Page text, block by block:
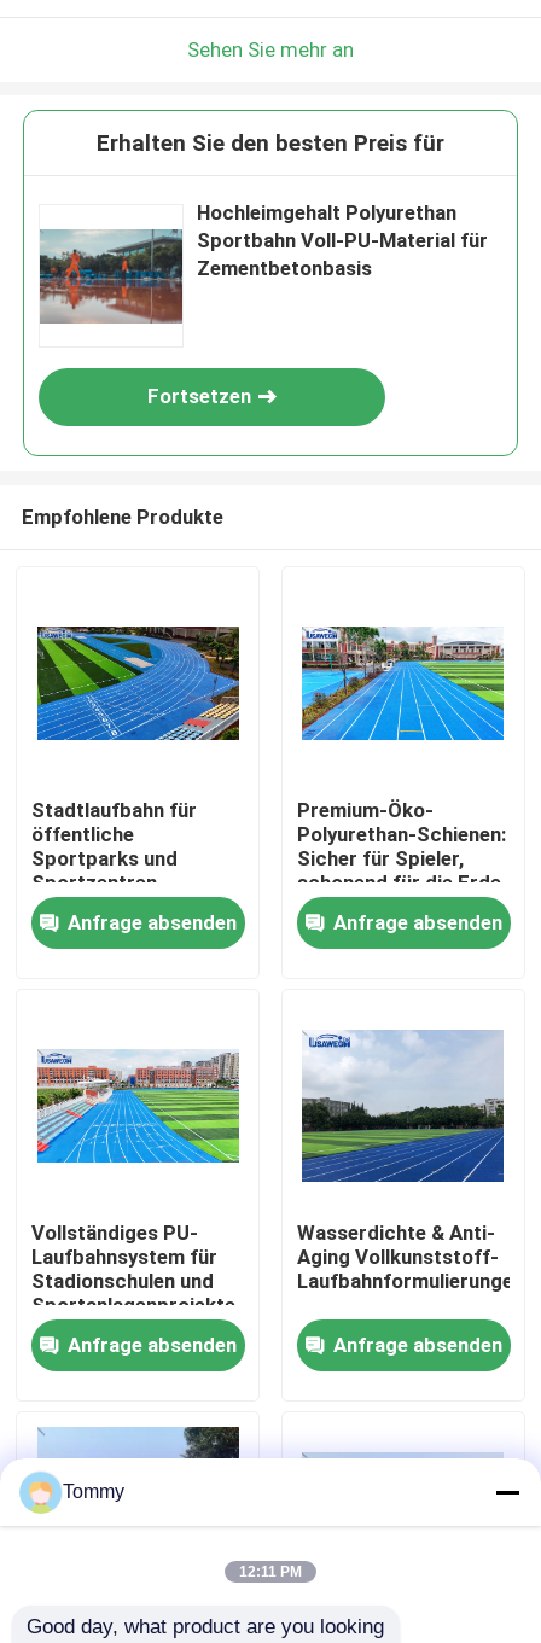
Zu Hause
Videos
Werksbesichtigung
Qualitätskontrolle
Nachrichten
Angebot anfordern
Sehen Sie mehr an
Erhalten Sie den besten Preis für
Hochleimgehalt Polyurethan
Sportbahn Voll-PU-Material für
Zementbetonbasis
Fortsetzen
Empfohlene Produkte
Stadtlaufbahn für
öffentliche
Sportparks und
Sportzentren
Anfrage absenden
Premium-Öko-
Polyurethan-Schienen:
Sicher für Spieler,
schonend für die Erde
Anfrage absenden
Vollständiges PU-
Laufbahnsystem für
Stadionschulen und
Sportanlagenprojekte
Anfrage absenden
Wasserdichte & Anti-
Aging Vollkunststoff-
Laufbahnformulierungen
Anfrage absenden
Tommy
12:11 PM
Good day, what product are you looking